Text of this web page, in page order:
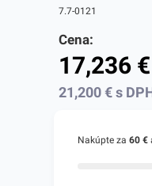
7.7-0121
Cena:
17,236 €
21,200€s
Nakúpte za 60 €